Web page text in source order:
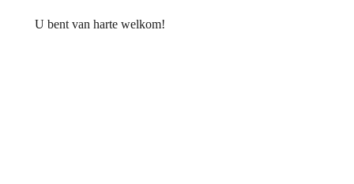
U bent van harte welkom!